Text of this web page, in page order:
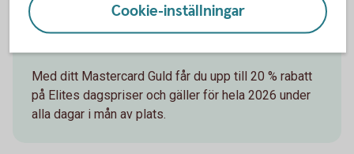
Elite Hotels of Sweden är en svensk hotellkedja
Med ditt Mastercard Guld får du upp till 20 % rabatt
på Elites dagspriser och gäller för hela 2026 under
alla dagar i mån av plats.
Cookie-inställningar